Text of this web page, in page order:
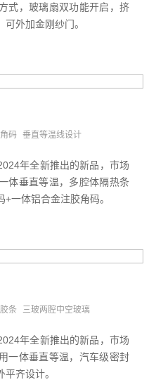
式，玻璃扇双功能开启，挤
外加金刚纱门。
码 垂直等温线设计
年全新推出的新品，市场
体垂直等温，多腔体隔热条
一体铝合金注胶角码。
条 三玻两腔中空玻璃
年全新推出的新品，市场
一体垂直等温，汽车级密封
齐设计。